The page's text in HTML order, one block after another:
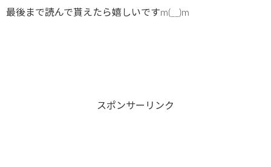
最後まで読んで貰えたら嬉しいですm(__)m
スポンサーリンク